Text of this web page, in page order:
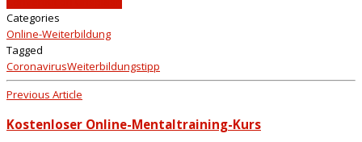
Categories
Online-Weiterbildung
Tagged
CoronavirusWeiterbildungstipp
Previous Article
Kostenloser Online-Mentaltraining-Kurs